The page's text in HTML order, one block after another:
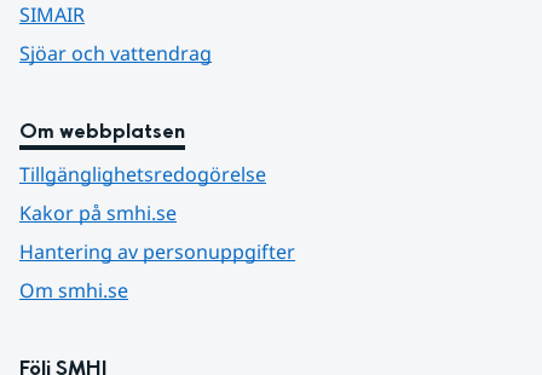
SIMAIR
Sjöar och vattendrag
Om webbplatsen
Tillgänglighetsredogörelse
Kakor på smhi.se
Hantering av personuppgifter
Om smhi.se
Följ SMHI